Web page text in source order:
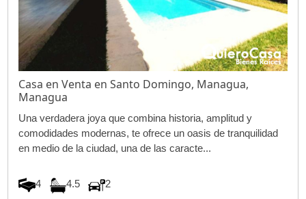
Casa en Venta en Santo Domingo, Managua,
Managua
Una verdadera joya que combina historia, amplitud y
comodidades modernas, te ofrece un oasis de tranquilidad
en medio de la ciudad, una de las caracte...
4 4.5 2